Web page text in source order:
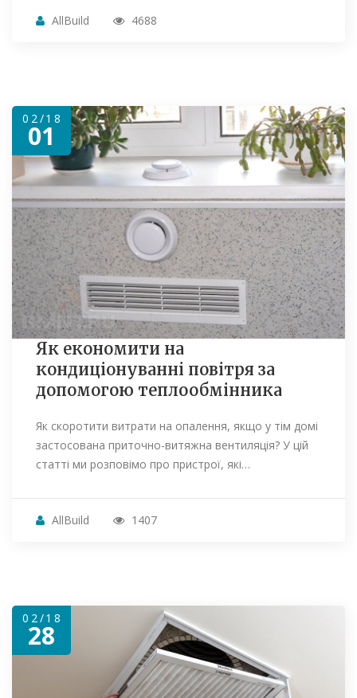
AllBuild 4688
02/18
01
Як економити на
кондиціонуванні повітря за
допомогою теплообмінника
Як скоротити витрати на опалення, якщо у тім домі
застосована приточно-витяжна вентиляція? У цій
статті ми розповімо про пристрої, які…
AllBuild 1407
02/18
28